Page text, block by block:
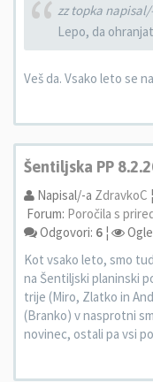
zz topka
Lepo, da
Veš da. Vsako leto se
Šentiljska PP
Napisal/-a ZdravkoC ¦
Forum: Poročila s
Odgovori: 6 ¦
Kot vsako leto, smo
na Šentiljski planinski
trije (Miro, Zlatko in
(Branko) v nasprotni
novinec, ostali pa vsi